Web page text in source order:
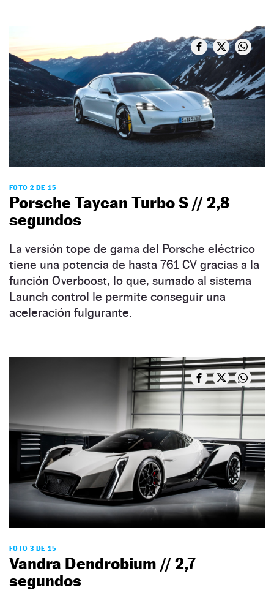
FOTO 2 DE 15
Porsche Taycan Turbo S // 2,8
segundos
La versión tope de gama del Porsche eléctrico
tiene una potencia de hasta 761 CV gracias a la
función Overboost, lo que, sumado al sistema
Launch control le permite conseguir una
aceleración fulgurante.
FOTO 3 DE 15
Vandra Dendrobium // 2,7
segundos